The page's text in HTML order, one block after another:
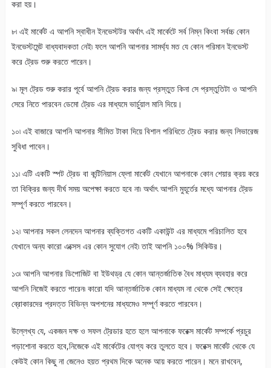
করা হয়।
৮৷ এই মার্কেট এ আপনি স্বাধীন ইনভেস্টটর অর্থাৎ এই মার্কেটে সর্ব নিম্ন কিংবা সর্বচ্চ কোন
ইনভেস্টমেন্ট বাধ্যবাদকতা নেই৷ ফলে আপনি আপনার সামর্থ্য মত যে কোন পরিমান ইনভেস্ট
করে ট্রেড শুরু করতে পারেন।
৯৷ মূল ট্রেড শুরু করার পূর্বে আপনি ট্রেড করার জন্য প্রস্তুত কিনা সে প্রস্তুতিটা ও আপনি
সেরে নিতে পারবেন ডেমো ট্রেড এর মাধ্যমে ভার্চুয়াল মানি দিয়ে।
১০৷ এই বাজারে আপনি আপনার সীমিত টাকা দিয়ে বিশাল পরিধিতে ট্রেড করার জন্য লিভারেজ
সুবিধা পাবেন।
১১৷ এটি একটি স্পট ট্রেড বা কন্টিনিয়াস ফ্লো মার্কেট যেখানে আপনাকে কোন শেয়ার ক্রয় করে
তা বিক্রির জন্য দীর্ঘ সময় অপেক্ষা করতে হবে না৷ অর্থাৎ আপনি মুহূর্তের মধ্যে আপনার ট্রেড
সম্পূর্ণ করতে পারবেন।
১২৷ আপনার সকল লেনদেন আপনার ব্যক্তিগত একটি একাউন্ট এর মাধ্যমে পরিচালিত হবে
যেখানে অন্য কারো এক্সেস এর কোন সুযোগ নেই৷ তাই আপনি ১০০% সিকিউর।
১৩৷ আপনি আপনার ডিপোজিট বা ইউথড্র যে কোন আন্তর্জাতিক বৈধ মাধ্যম ব্যবহার করে
আপনি নিজেই করতে পারেন৷ কারো যদি আন্তর্জাতিক কোন মাধ্যম না থেকে সেই ক্ষেত্রে
ব্রোকারদের প্রদত্ত বিভিন্ন অপশনের মাধ্যমেও সম্পূর্ণ করতে পারবেন।
উল্লেখ্য যে, একজন দক্ষ ও সফল ট্রেডার হতে হলে আপনাকে ফরেক্স মার্কেট সম্পর্কে প্রচুর
পড়াশোনা করতে হবে,নিজেকে এই মার্কেটের যোগ্য করে তুলতে হবে। ফরেক্স মার্কেট থেকে যে
কেউই কোন কিছু না জেনেও হয়ত প্রথম দিকে অনেক আয় করতে পারেন। মনে রাখবেন,